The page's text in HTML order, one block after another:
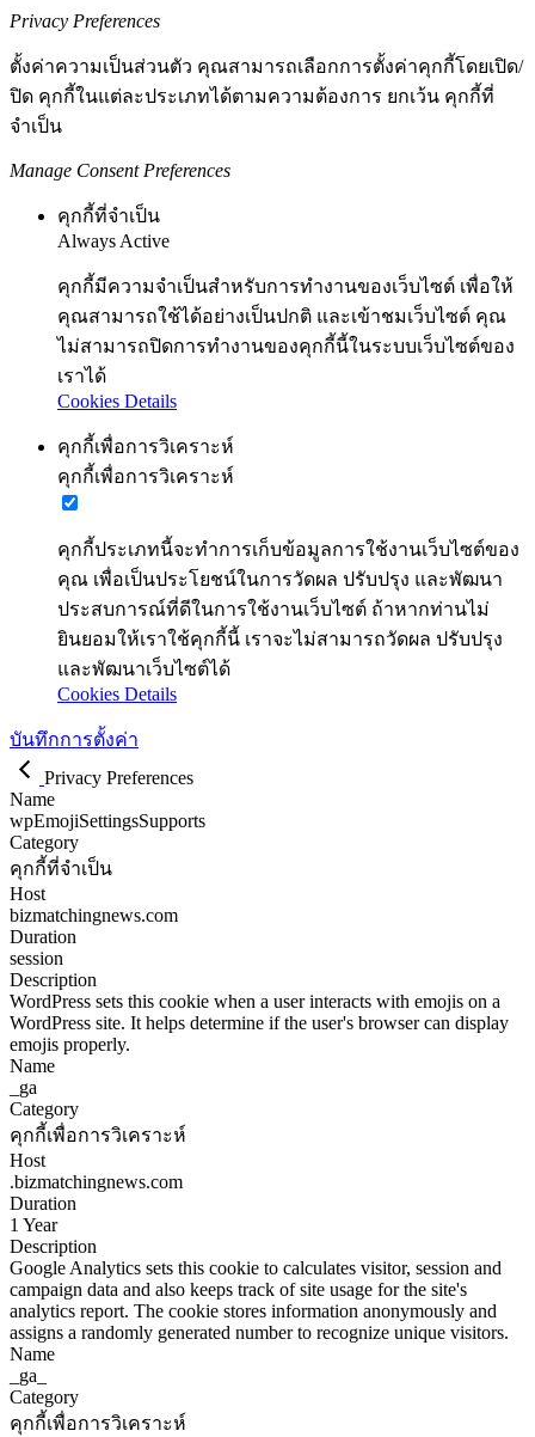
Privacy Preferences
ตั้งค่าความเป็นส่วนตัว คุณสามารถเลือกการตั้งค่าคุกกี้โดยเปิด/
ปิด คุกกี้ในแต่ละประเภทได้ตามความต้องการ ยกเว้น คุกกี้ที่
จำเป็น
Manage Consent Preferences
คุกกี้ที่จำเป็น
Always Active
คุกกี้มีความจำเป็นสำหรับการทำงานของเว็บไซต์ เพื่อให้
คุณสามารถใช้ได้อย่างเป็นปกติ และเข้าชมเว็บไซต์ คุณ
ไม่สามารถปิดการทำงานของคุกกี้นี้ในระบบเว็บไซต์ของ
เราได้
Cookies Details
คุกกี้เพื่อการวิเคราะห์
คุกกี้เพื่อการวิเคราะห์
คุกกี้ประเภทนี้จะทำการเก็บข้อมูลการใช้งานเว็บไซต์ของ
คุณ เพื่อเป็นประโยชน์ในการวัดผล ปรับปรุง และพัฒนา
ประสบการณ์ที่ดีในการใช้งานเว็บไซต์ ถ้าหากท่านไม่
ยินยอมให้เราใช้คุกกี้นี้ เราจะไม่สามารถวัดผล ปรับปรุง
และพัฒนาเว็บไซต์ได้
Cookies Details
บันทึกการตั้งค่า
Privacy Preferences
Name
wpEmojiSettingsSupports
Category
คุกกี้ที่จำเป็น
Host
bizmatchingnews.com
Duration
session
Description
WordPress sets this cookie when a user interacts with emojis on a
WordPress site. It helps determine if the user's browser can display
emojis properly.
Name
_ga
Category
คุกกี้เพื่อการวิเคราะห์
Host
.bizmatchingnews.com
Duration
1 Year
Description
Google Analytics sets this cookie to calculates visitor, session and
campaign data and also keeps track of site usage for the site's
analytics report. The cookie stores information anonymously and
assigns a randomly generated number to recognize unique visitors.
Name
_ga_
Category
คุกกี้เพื่อการวิเคราะห์